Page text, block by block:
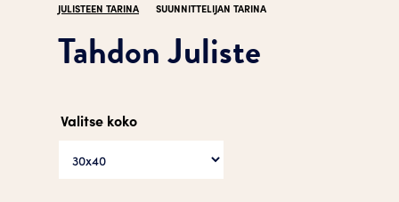
JULISTEEN TARINA SUUNNITTELIJAN TARINA
Tahdon Juliste
Valitse koko